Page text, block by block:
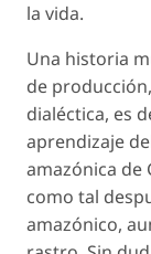
la vida.
Una historia
de
dialéctica, es
aprendizaje
amazónica de
como tal
amazónico,